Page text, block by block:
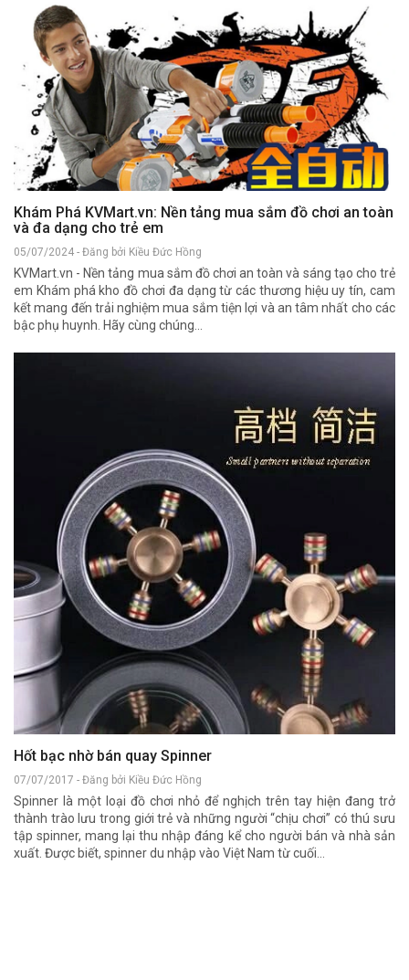
Khám Phá KVMart.vn: Nền tảng mua sắm đồ chơi an toàn
và đa dạng cho trẻ em
05/07/2024 - Đăng bởi Kiều Đức Hồng
KVMart.vn - Nền tảng mua sắm đồ chơi an toàn và sáng tạo cho trẻ
em Khám phá kho đồ chơi đa dạng từ các thương hiệu uy tín, cam
kết mang đến trải nghiệm mua sắm tiện lợi và an tâm nhất cho các
bậc phụ huynh. Hãy cùng chúng...
Hốt bạc nhờ bán quay Spinner
07/07/2017 - Đăng bởi Kiều Đức Hồng
Spinner là một loại đồ chơi nhỏ để nghịch trên tay hiện đang trở
thành trào lưu trong giới trẻ và những người “chịu chơi” có thú sưu
tập spinner, mang lại thu nhập đáng kể cho người bán và nhà sản
xuất. Được biết, spinner du nhập vào Việt Nam từ cuối...